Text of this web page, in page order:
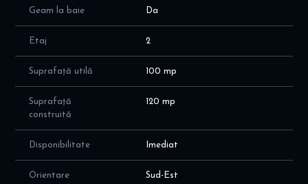
Parchet
3 minute până la Metrou Gorjului
Acces rapid către mijloace de transport în comun
Zonă foarte căutată pentru locuit sau investiție
Pentru mai multe detalii sau pentru programarea unei vizionări,
vă rog să mă contactați.
Geam la baie Da
Etaj 2
Suprafață utilă 100 mp
Suprafață
construită
120 mp
Disponibilitate Imediat
Orientare Sud-Est